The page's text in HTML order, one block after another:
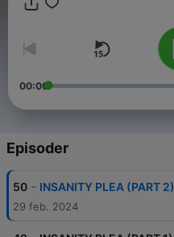
00:00
Episoder
50 - INSANITY PLEA (PART 2)
29 feb. 2024